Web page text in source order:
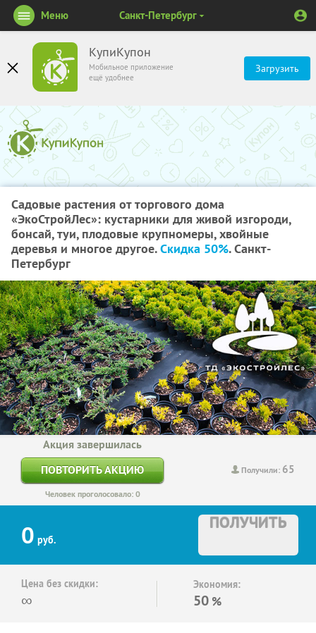
КупиКупон
Мобильное приложение
ещё удобнее
Загрузить
Меню Санкт-Петербург
Садовые растения от торгового дома
«ЭкоСтройЛес»: кустарники для живой изгороди,
бонсай, туи, плодовые крупномеры, хвойные
деревья и многое другое.Скидка 50%. Санкт-
Петербург
Получили: 65
Акция завершилась
ПОВТОРИТЬ АКЦИЮ
Человек проголосовало: 0
0 руб.
ПОЛУЧИТЬ
Цена без скидки:
∞
Экономия:
50 %